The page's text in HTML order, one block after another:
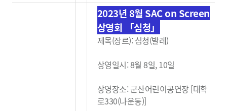
2023년 8월 SAC on Screen
상영회 「심청」
제목(장르): 심청(발레)
상영일시: 8월 8일, 10일
상영장소: 군산어린이공연장 [대학
로330(나운동)]